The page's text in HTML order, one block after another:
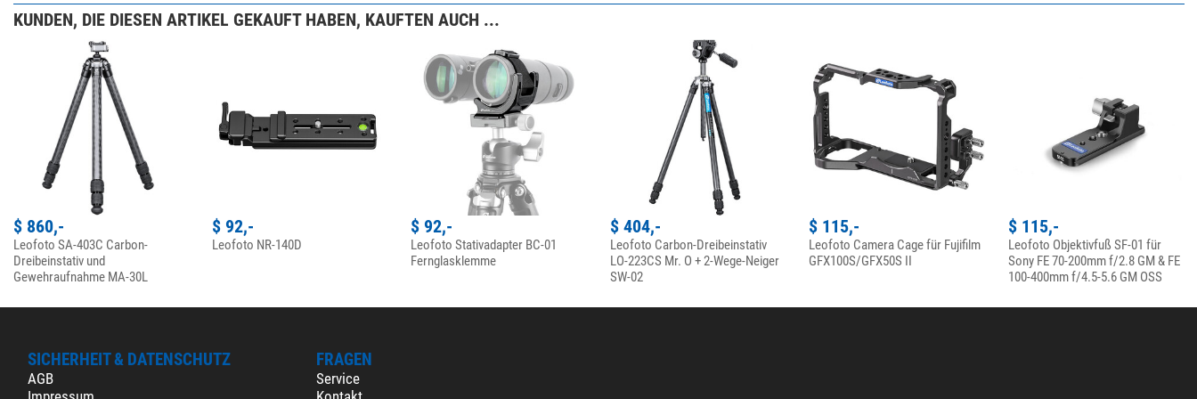
KUNDEN, DIE DIESEN ARTIKEL GEKAUFT HABEN, KAUFTEN AUCH ...
$ 860,-
Leofoto SA-403C Carbon-
Dreibeinstativ und
Gewehraufnahme MA-30L
$ 92,-
Leofoto NR-140D
$ 92,-
Leofoto Stativadapter BC-01
Fernglasklemme
$ 404,-
Leofoto Carbon-Dreibeinstativ
LO-223CS Mr. O + 2-Wege-Neiger
SW-02
$ 115,-
Leofoto Camera Cage für Fujifilm
GFX100S/GFX50S II
$ 115,-
Leofoto Objektivfuß SF-01 für
Sony FE 70-200mm f/2.8 GM & FE
100-400mm f/4.5-5.6 GM OSS
SICHERHEIT & DATENSCHUTZ
AGB
FRAGEN
Service